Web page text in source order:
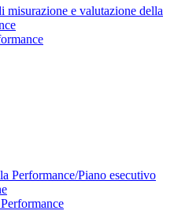
misurazione e valutazione della
Performance/Piano esecutivo